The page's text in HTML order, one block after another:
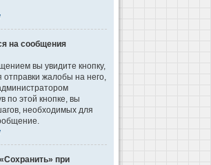
на сообщения
вы увидите кнопку,
жалобы на него,
по этой кнопке, вы
необходимых для
при